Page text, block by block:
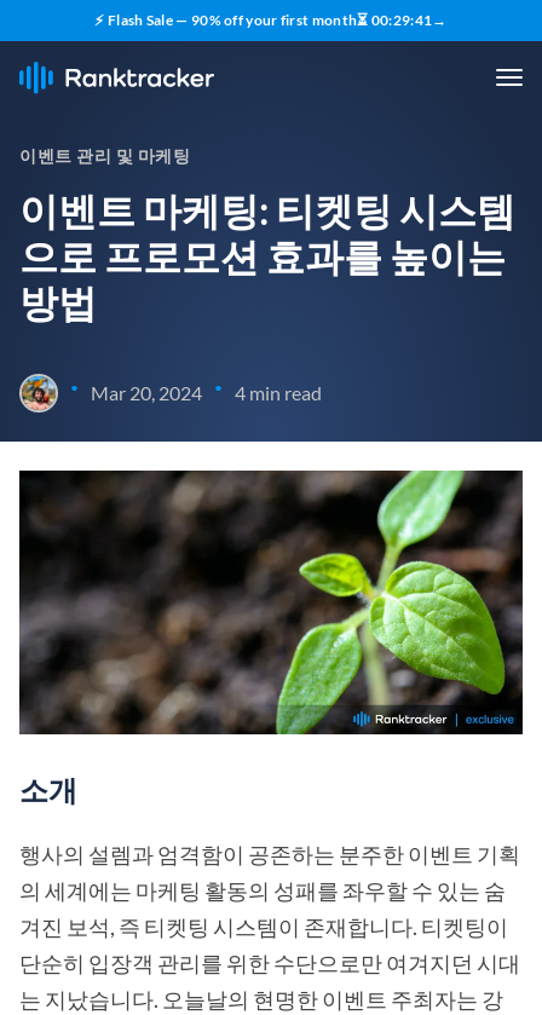
⚡ Flash Sale — 90% off your first month⏳ 00:29:40→
이벤트 관리 및 마케팅
이벤트 마케팅: 티켓팅 시스템
으로 프로모션 효과를 높이는
방법
• Mar 20, 2024 • 4 min read
소개
행사의 설렘과 엄격함이 공존하는 분주한 이벤트 기획
의 세계에는 마케팅 활동의 성패를 좌우할 수 있는 숨
겨진 보석, 즉 티켓팅 시스템이 존재합니다. 티켓팅이
단순히 입장객 관리를 위한 수단으로만 여겨지던 시대
는 지났습니다. 오늘날의 현명한 이벤트 주최자는 강